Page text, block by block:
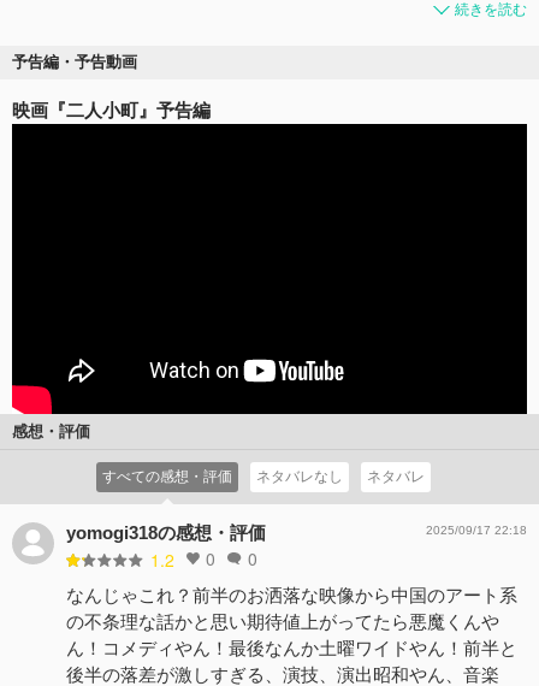
続きを読む
予告編・予告動画
映画『二人小町』予告編
感想・評価
すべての感想・評価 ネタバレなし ネタバレ
yomogi318の感想・評価
1.2 0 0
2025/09/17 22:18
なんじゃこれ？前半のお洒落な映像から中国のアート系
の不条理な話かと思い期待値上がってたら悪魔くんや
ん！コメディやん！最後なんか土曜ワイドやん！前半と
後半の落差が激しすぎる、演技、演出昭和やん、音楽